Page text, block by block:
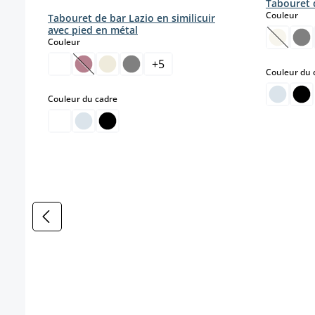
Tabouret de bar Lazio en similicuir
avec pied en métal
Couleurselect
(Cette option n'est pas disponible pour le
+5
Couleur du cadreselect
Tabouret
Couleur
(Cette
Couleur du